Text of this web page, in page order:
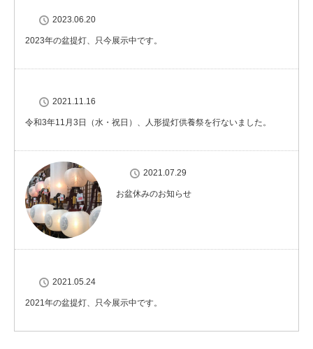
2023.06.20
2023年の盆提灯、只今展示中です。
2021.11.16
令和3年11月3日（水・祝日）、人形提灯供養祭を行ないました。
2021.07.29
お盆休みのお知らせ
2021.05.24
2021年の盆提灯、只今展示中です。